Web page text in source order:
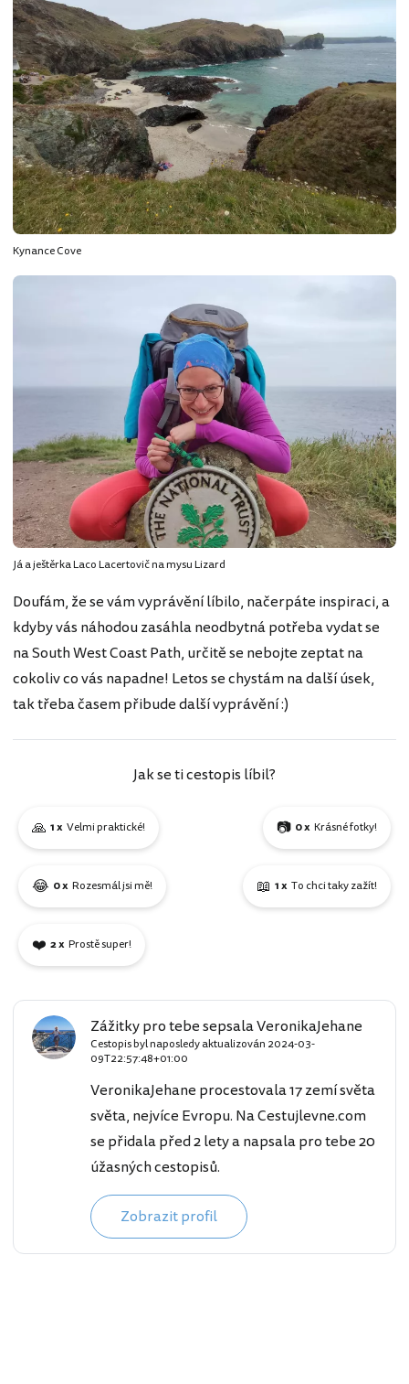
Kynance Cove
Já a ještěrka Laco Lacertovič na mysu Lizard
Doufám, že se vám vyprávění líbilo, načerpáte inspiraci, a
kdyby vás náhodou zasáhla neodbytná potřeba vydat se
na South West Coast Path, určitě se nebojte zeptat na
cokoliv co vás napadne! Letos se chystám na další úsek,
tak třeba časem přibude další vyprávění :)
Jak se ti cestopis líbil?
🙏 1 x Velmi praktické! 📷 0 x Krásné fotky!
😂 0 x Rozesmál jsi mě! 📖 1 x To chci taky zažít!
❤️ 2 x Prostě super!
Zážitky pro tebe sepsala VeronikaJehane
Cestopis byl naposledy aktualizován 2024-03-
09T22:57:48+01:00
VeronikaJehane procestovala 17 zemí světa
světa, nejvíce Evropu. Na Cestujlevne.com
se přidala před 2 lety a napsala pro tebe 20
úžasných cestopisů.
Zobrazit profil